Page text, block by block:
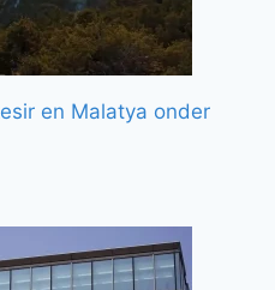
en Malatya onder